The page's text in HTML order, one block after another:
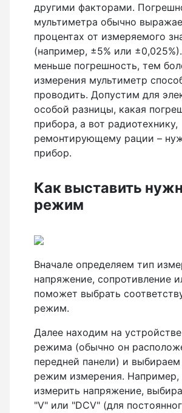
другими факторами.
мультиметра обычно
процентах от измеряемого
(например, ±5% или
меньше погрешность, тем
измерения мультиметр
проводить. Допустим для
особой разницы, какая
прибора, а вот радиотехнику,
ремонтирующему рации –
прибор.
Как выставить
режим
Вначале определяем тип
напряжение, сопротивление
поможет выбрать
режим.
Далее находим на
режима (обычно он
передней панели) и
режим измерения. Например,
измерить напряжение,
"V" или "DCV" (для